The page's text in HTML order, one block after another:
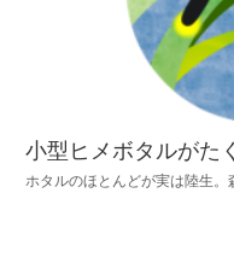
小型ヒメボタルがた
ホタルのほとんどが実は陸生。